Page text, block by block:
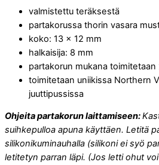
valmistettu teräksestä
partakorussa thorin vasara
koko: 13 x 12 mm
halkaisija: 8 mm
partakorun mukana
toimitetaan uniikissa Northern
juuttipussissa
Ohjeita partakorun laittamiseen:
suihkepulloa apuna käyttäen. Letitä
silikonikuminauhalla (silikoni ei syö
letitetyn parran läpi. (Jos letti ohut